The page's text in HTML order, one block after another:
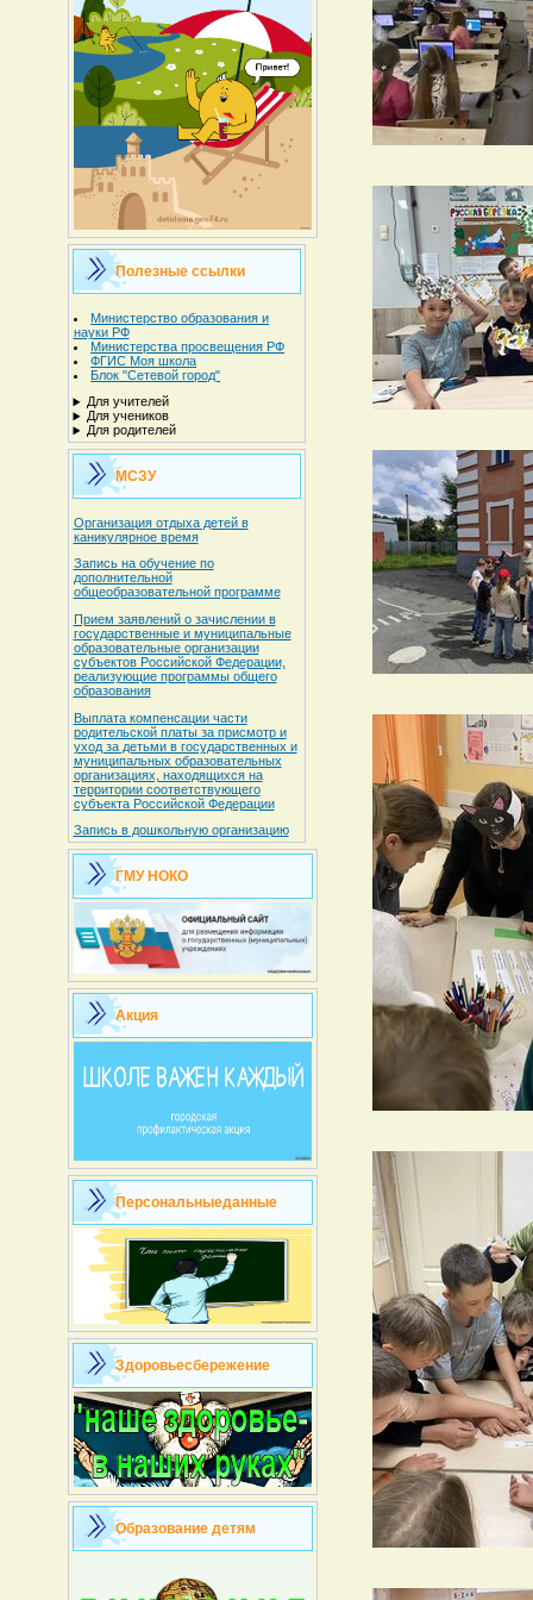
Полезные ссылки
Министерство образования и
науки РФ
Министерства просвещения РФ
ФГИС Моя школа
Блок "Сетевой город"
Для учителей
Для учеников
Для родителей
МСЗУ
Организация отдыха детей в
каникулярное время
Запись на обучение по
дополнительной
общеобразовательной программе
Прием заявлений о зачислении в
государственные и муниципальные
образовательные организации
субъектов Российской Федерации,
реализующие программы общего
образования
Выплата компенсации части
родительской платы за присмотр и
уход за детьми в государственных и
муниципальных образовательных
организациях, находящихся на
территории соответствующего
субъекта Российской Федерации
Запись в дошкольную организацию
ГМУ НОКО
Акция
Персональныеданные
Здоровьесбережение
Образование детям